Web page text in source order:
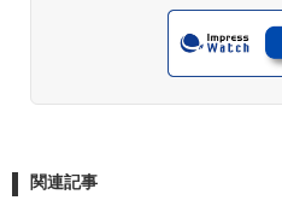
関連記事